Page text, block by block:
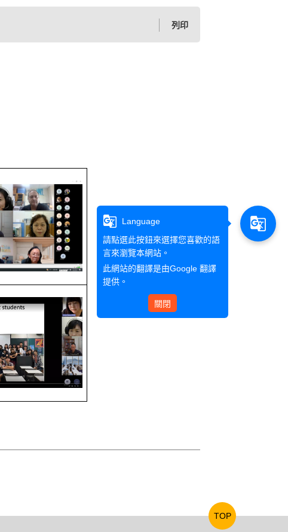
列印
TOP
g_translate
Language
請點選此按鈕來選擇您喜歡的語
言來瀏覽本網站。
此網站的翻譯是由Google 翻譯
提供。
關閉
g_translate